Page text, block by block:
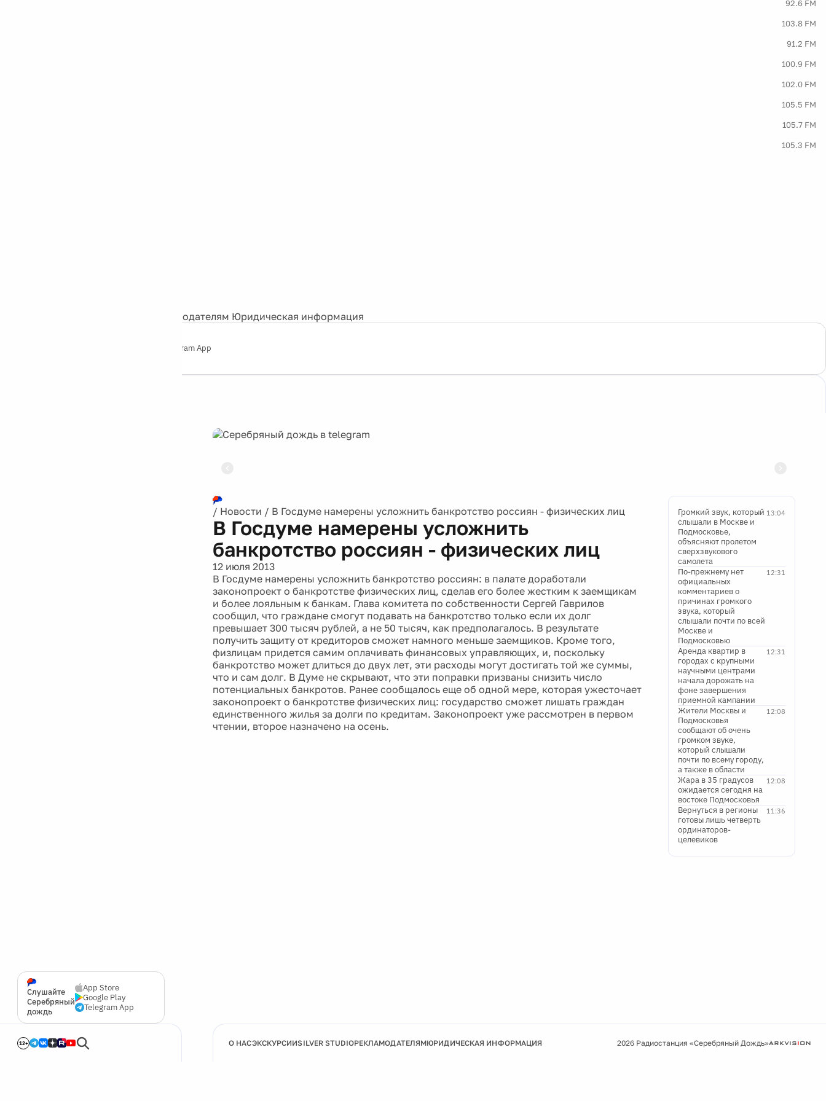
92.6 FM
103.8 FM
91.2 FM
100.9 FM
102.0 FM
105.5 FM
105.7 FM
105.3 FM
Рекламодателям Юридическая информация
Telegram App
Слушайте
Серебряный
дождь
App Store
Google Play
Telegram App
12+
/ Новости / В Госдуме намерены усложнить банкротство россиян - физических лиц
В Госдуме намерены усложнить
банкротство россиян - физических лиц
12 июля 2013
В Госдуме намерены усложнить банкротство россиян: в палате доработали
законопроект о банкротстве физических лиц, сделав его более жестким к заемщикам
и более лояльным к банкам. Глава комитета по собственности Сергей Гаврилов
сообщил, что граждане смогут подавать на банкротство только если их долг
превышает 300 тысяч рублей, а не 50 тысяч, как предполагалось. В результате
получить защиту от кредиторов сможет намного меньше заемщиков. Кроме того,
физлицам придется самим оплачивать финансовых управляющих, и, поскольку
банкротство может длиться до двух лет, эти расходы могут достигать той же суммы,
что и сам долг. В Думе не скрывают, что эти поправки призваны снизить число
потенциальных банкротов. Ранее сообщалось еще об одной мере, которая ужесточает
законопроект о банкротстве физических лиц: государство сможет лишать граждан
единственного жилья за долги по кредитам. Законопроект уже рассмотрен в первом
чтении, второе назначено на осень.
13:04
Громкий звук, который
слышали в Москве и
Подмосковье,
объясняют пролетом
сверхзвукового
самолета
12:31
По-прежнему нет
официальных
комментариев о
причинах громкого
звука, который
слышали почти по всей
Москве и
Подмосковью
12:31
Аренда квартир в
городах с крупными
научными центрами
начала дорожать на
фоне завершения
приемной кампании
12:08
Жители Москвы и
Подмосковья
сообщают об очень
громком звуке,
который слышали
почти по всему городу,
а также в области
12:08
Жара в 35 градусов
ожидается сегодня на
востоке Подмосковья
11:36
Вернуться в регионы
готовы лишь четверть
ординаторов-
целевиков
О НАСЭКСКУРСИИSILVER STUDIOРЕКЛАМОДАТЕЛЯМЮРИДИЧЕСКАЯ ИНФОРМАЦИЯ 2026 Радиостанция «Серебряный Дождь»